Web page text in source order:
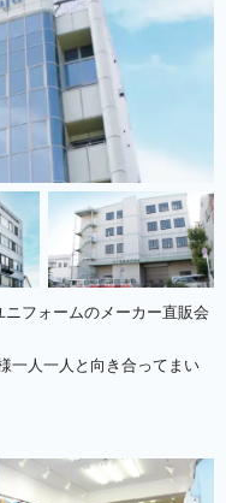
フォームのメーカー直販会
一人一人と向き合ってまい